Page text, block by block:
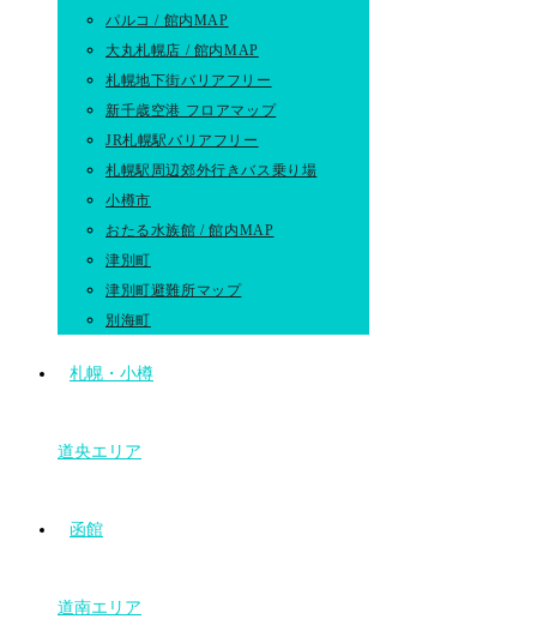
パルコ / 館内MAP
大丸札幌店 / 館内MAP
札幌地下街バリアフリー
新千歳空港 フロアマップ
JR札幌駅バリアフリー
札幌駅周辺郊外行きバス乗り場
小樽市
おたる水族館 / 館内MAP
津別町
津別町避難所マップ
別海町
札幌・小樽
道央エリア
函館
道南エリア